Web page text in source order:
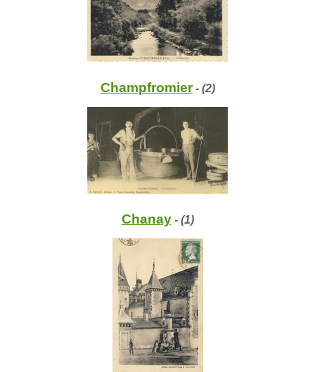
Champfromier- (2)
Chanay- (1)